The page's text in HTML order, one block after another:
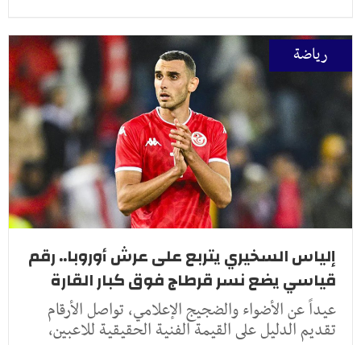
رياضة
إلياس السخيري يتربع على عرش أوروبا.. رقم
قياسي يضع نسر قرطاج فوق كبار القارة
عيداً عن الأضواء والضجيج الإعلامي، تواصل الأرقام
تقديم الدليل على القيمة الفنية الحقيقية للاعبين،